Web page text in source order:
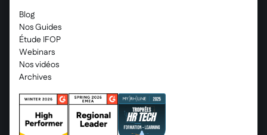
Blog
Nos Guides
Étude IFOP
Webinars
Nos vidéos
Archives